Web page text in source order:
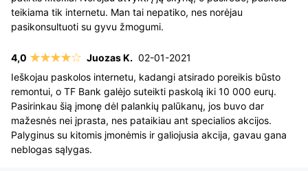
teikiama tik internetu. Man tai nepatiko, nes norėjau
pasikonsultuoti su gyvu žmogumi.
Juozas K. 02-01-2021
Ieškojau paskolos internetu, kadangi atsirado poreikis būsto
remontui, o TF Bank galėjo suteikti paskolą iki 10 000 eurų.
Pasirinkau šią įmonę dėl palankių palūkanų, jos buvo dar
mažesnės nei įprasta, nes pataikiau ant specialios akcijos.
Palyginus su kitomis įmonėmis ir galiojusia akcija, gavau gana
neblogas sąlygas.